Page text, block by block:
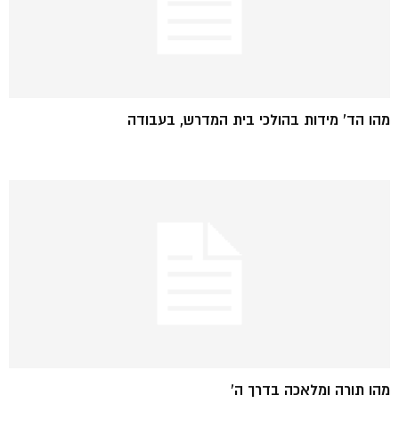
מהו הד' מידות בהולכי בית המדרש, בעבודה
מהו תורה ומלאכה בדרך ה'